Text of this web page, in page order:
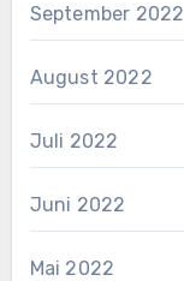
September 2022
August 2022
Juli 2022
Juni 2022
Mai 2022